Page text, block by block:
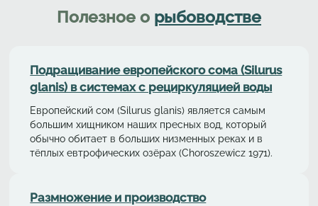
Полезное о рыбоводстве
Подращивание европейского сома (Silurus
glanis) в системах с рециркуляциeй воды
Европейский сом (Silurus glanis) является самым
большим хищником наших пресных вод, который
обычно обитает в больших низменных реках и в
тёплых евтрофических озёрах (Choroszewicz 1971).
Размножение и производство